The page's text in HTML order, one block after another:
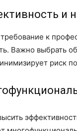
и
к
Важно выбрать
риск